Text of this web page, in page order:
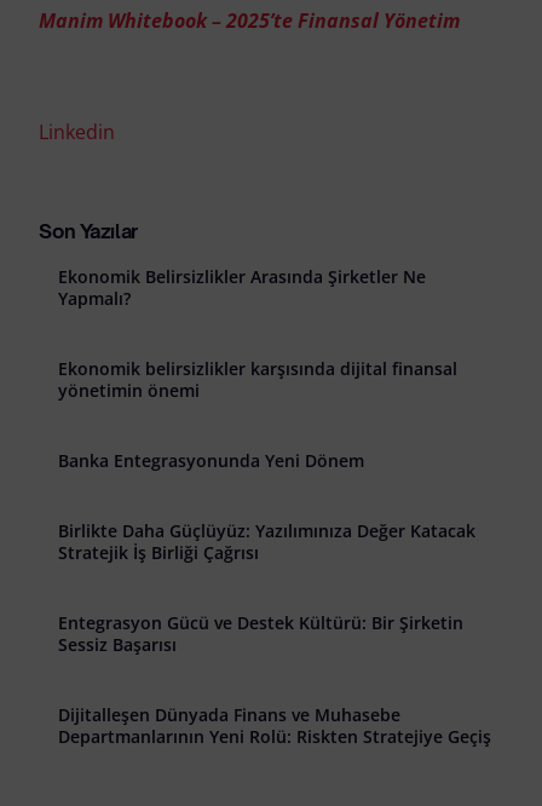
Manim Whitebook – 2025’te Finansal Yönetim
Linkedin
Son Yazılar
Ekonomik Belirsizlikler Arasında Şirketler Ne
Yapmalı?
Ekonomik belirsizlikler karşısında dijital finansal
yönetimin önemi
Banka Entegrasyonunda Yeni Dönem
Birlikte Daha Güçlüyüz: Yazılımınıza Değer Katacak
Stratejik İş Birliği Çağrısı
Entegrasyon Gücü ve Destek Kültürü: Bir Şirketin
Sessiz Başarısı
Dijitalleşen Dünyada Finans ve Muhasebe
Departmanlarının Yeni Rolü: Riskten Stratejiye Geçiş